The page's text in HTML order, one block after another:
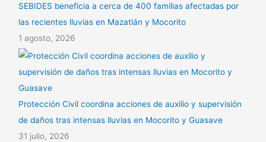
SEBIDES beneficia a cerca de 400 familias afectadas por
las recientes lluvias en Mazatlán y Mocorito
1 agosto, 2026
Protección Civil coordina acciones de auxilio y supervisión
de daños tras intensas lluvias en Mocorito y Guasave
31 julio, 2026